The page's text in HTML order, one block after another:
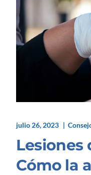
julio 26, 2023
Lesiones
Cómo la